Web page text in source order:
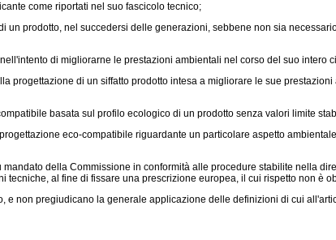
come riportati nel suo fascicolo tecnico;
prodotto, nel succedersi delle generazioni, sebbene non sia
di migliorarne le prestazioni ambientali nel corso del suo intero
di un siffatto prodotto intesa a migliorare le sue
basata sul profilo ecologico di un prodotto senza valori limite
eco-compatibile riguardante un particolare aspetto
della Commissione in conformità alle procedure stabilite nella
al fine di fissare una prescrizione europea, il cui rispetto non è
non pregiudicano la generale applicazione delle definizioni di cui